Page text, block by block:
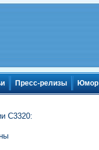
Пресс-релизы Юмор
C3320: